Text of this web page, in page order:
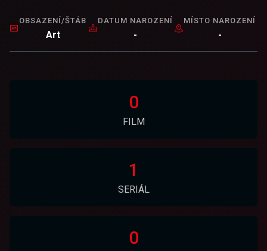
OBSAZENÍ/ŠTÁB
Art
DATUM NAROZENÍ
-
MÍSTO NAROZENÍ
-
0
FILM
1
SERIÁL
0